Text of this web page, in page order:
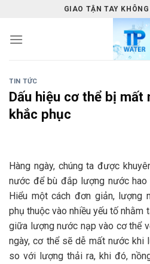
content
GIAO TẬN TAY
TIN TỨC
Dấu hiệu cơ thể bị mất
khắc phục
Hàng ngày, chúng ta được
nước để bù đắp lượng nước hao
Hiểu một cách đơn giản, lượng
phụ thuộc vào nhiều yếu tố nhằm
giữa lượng nước nạp vào cơ thể
ngày, cơ thể sẽ dễ mất nước khi
so với lượng thải ra, khi đó,